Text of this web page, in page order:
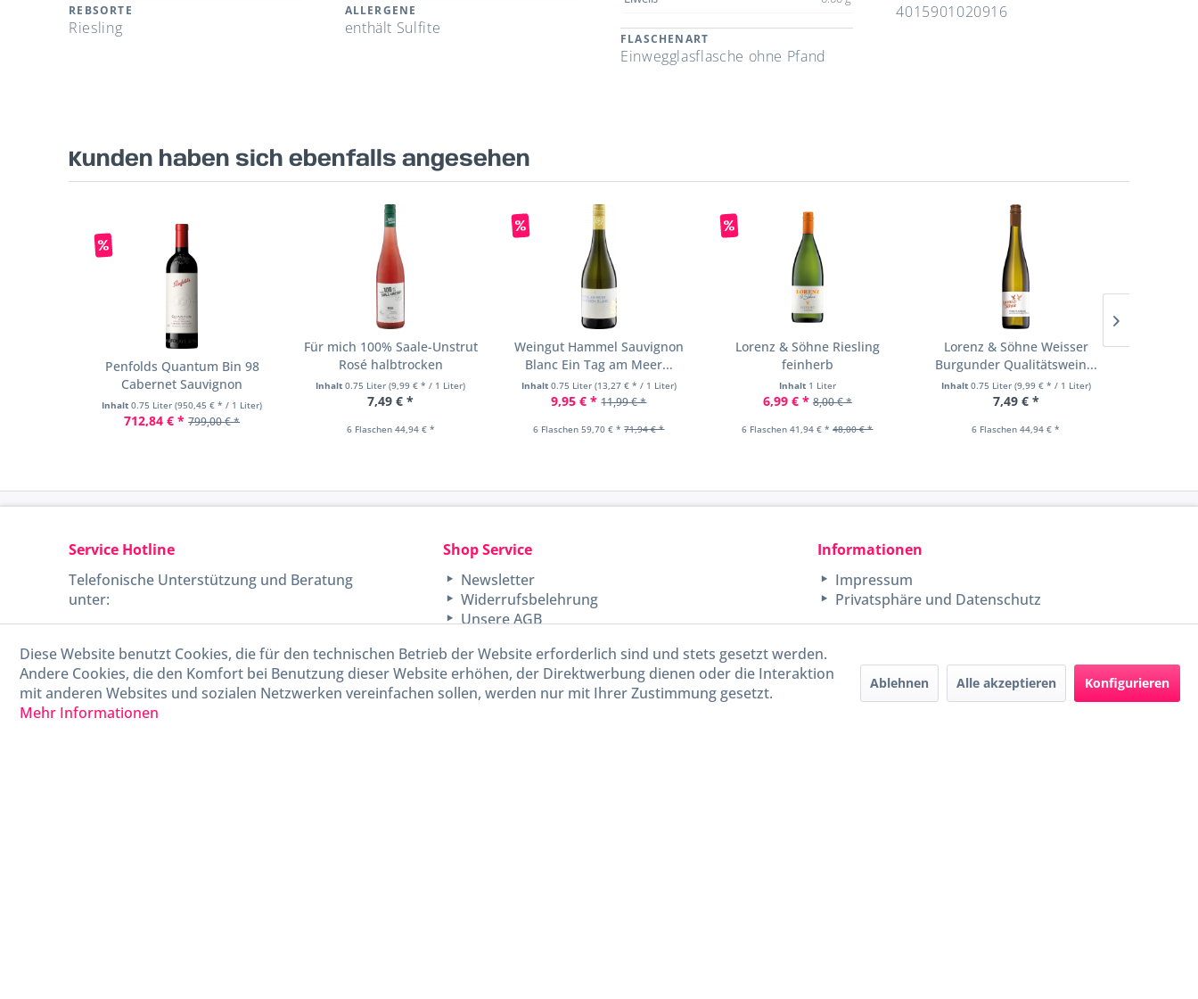
REBSORTE
Riesling
ALLERGENE
enthält Sulfite
FLASCHENART
Einwegglasflasche ohne Pfand
4015901020916
Kunden haben sich ebenfalls angesehen
Penfolds Quantum Bin 98
Cabernet Sauvignon
Inhalt0.75 Liter(950,45 € * / 1 Liter)
712,84 € * 799,00 € *
Für mich 100% Saale-Unstrut
Rosé halbtrocken
Inhalt0.75 Liter(9,99 € * / 1 Liter)
7,49 € *
6 Flaschen 44,94 € *
Weingut Hammel Sauvignon
Blanc Ein Tag am Meer...
Inhalt 0.75 Liter (13,27 € * / 1 Liter)
9,95 € * 11,99 € *
6 Flaschen 59,70 € * 71,94 € *
Lorenz & Söhne Riesling
feinherb
Inhalt 1 Liter
6,99 € * 8,00 € *
6 Flaschen 41,94 € * 48,00 € *
Lorenz & Söhne Weisser
Burgunder Qualitätswein...
Inhalt 0.75 Liter (9,99 € * / 1 Liter)
7,49 € *
6 Flaschen 44,94 € *
Service Hotline
Telefonische Unterstützung und Beratung
unter:
040-880 99 770
Mo-Fr, 09:00 - 15:00 Uhr
Shop Service
Newsletter
Widerrufsbelehrung
Unsere AGB
Informationen
Impressum
Privatsphäre und Datenschutz
Diese Website benutzt Cookies, die für den technischen Betrieb der Website erforderlich sind und stets gesetzt werden.
Andere Cookies, die den Komfort bei Benutzung dieser Website erhöhen, der Direktwerbung dienen oder die Interaktion
mit anderen Websites und sozialen Netzwerken vereinfachen sollen, werden nur mit Ihrer Zustimmung gesetzt.
Mehr Informationen
Ablehnen Alle akzeptieren Konfigurieren